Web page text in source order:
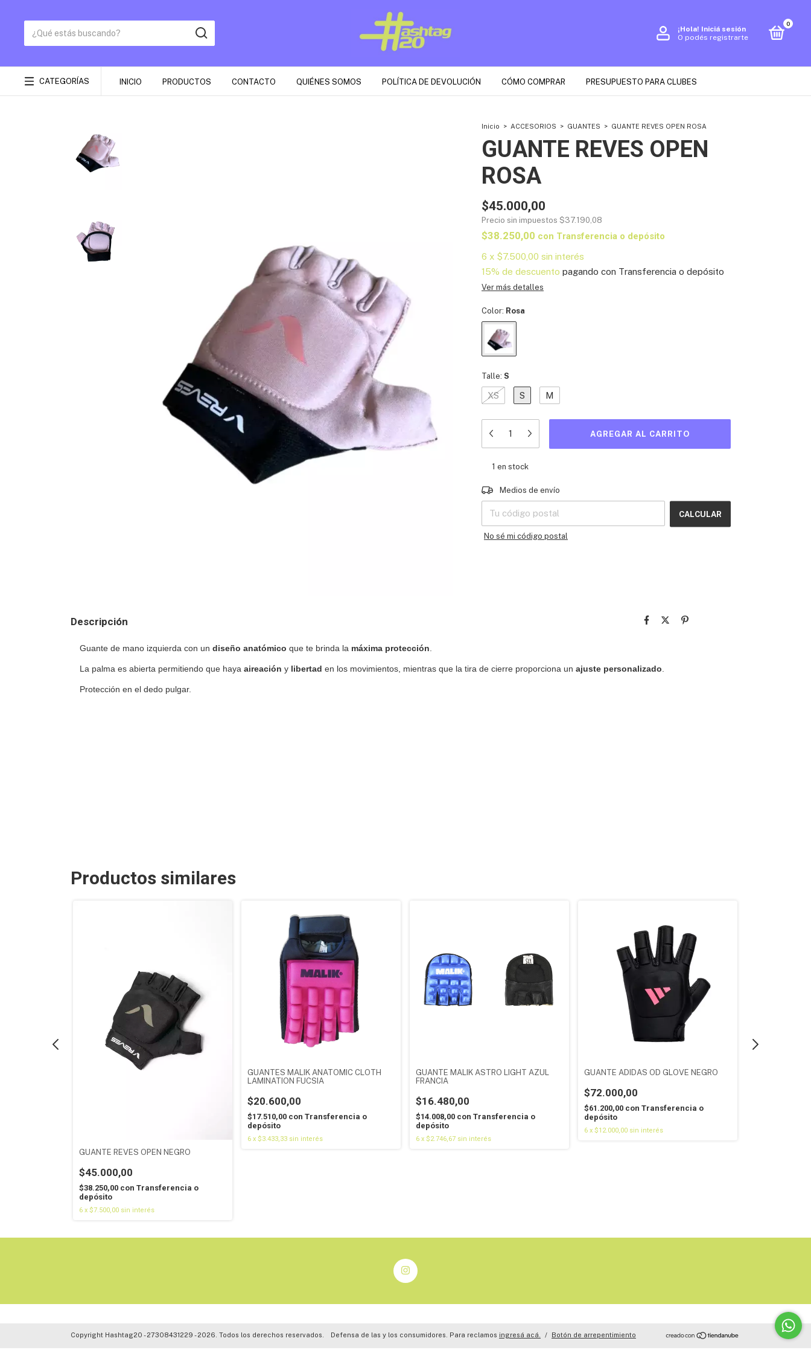
¡Hola! Iniciá sesión
O podés registrarte
0
CATEGORÍAS INICIO PRODUCTOS CONTACTO QUIÉNES SOMOS POLÍTICA DE DEVOLUCIÓN CÓMO COMPRAR PRESUPUESTO PARA CLUBES
Inicio > ACCESORIOS > GUANTES > GUANTE REVES OPEN ROSA
GUANTE REVES OPEN
ROSA
$45.000,00
Precio sin impuestos $37.190,08
$38.250,00 con Transferencia o depósito
6 x $7.500,00 sin interés
15% de descuento pagando con Transferencia o depósito
Ver más detalles
Color: Rosa
Talle: S
XS S M
1 en stock
Entregas para el CP:
Medios de envío
CALCULAR
No sé mi código postal
Descripción
Guante de mano izquierda con un diseño anatómico que te brinda la máxima protección
La palma es abierta permitiendo que haya aireación y libertad en los movimientos, mientras que la tira de cierre proporciona un ajuste personalizado
Protección en el dedo pulgar.
Productos similares
GUANTE REVES OPEN NEGRO
$45.000,00
$38.250,00 con Transferencia o
depósito
6 x $7.500,00 sin interés
GUANTES MALIK ANATOMIC CLOTH
LAMINATION FUCSIA
$20.600,00
$17.510,00 con Transferencia o
depósito
6 x $3.433,33 sin interés
GUANTE MALIK ASTRO LIGHT AZUL
FRANCIA
$16.480,00
$14.008,00 con Transferencia o
depósito
6 x $2.746,67 sin interés
GUANTE ADIDAS OD GLOVE NEGRO
$72.000,00
$61.200,00 con Transferencia o
depósito
6 x $12.000,00 sin interés
Copyright Hashtag20 - 27308431229 - 2026. Todos los derechos reservados. Defensa de las y los consumidores. Para reclamos ingresá acá. / Botón de arrepentimiento